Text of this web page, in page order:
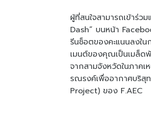
ผู้ที่สนใจสามารถเข้าร่
Dash” บนหน้า
รีนช็อตของคะแนนลงใ
เมนต์ของคุณเป็นเมล็ด
จากสามจังหวัดในภาค
รณรงค์เพื่ออากาศบริสุ
Project) ของ F.AEC